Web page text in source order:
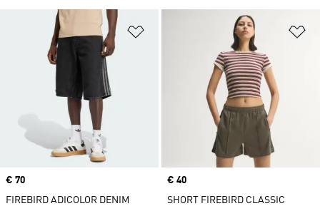
Ajouter à la Liste de produits
Prix
€ 70
FIREBIRD ADICOLOR DENIM
Prix
€ 40
SHORT FIREBIRD CLASSIC